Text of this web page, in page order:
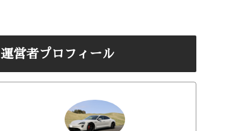
運営者プロフィール